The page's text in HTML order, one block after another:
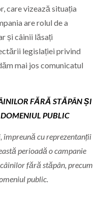
care vizează situația
are rolul de a
și câinii lăsați
legislației privind
mai jos comunicatul
FĂRĂ STĂPÂN ȘI
PUBLIC
împreună cu reprezentanții
perioadă o campanie
fără stăpân, precum
public.